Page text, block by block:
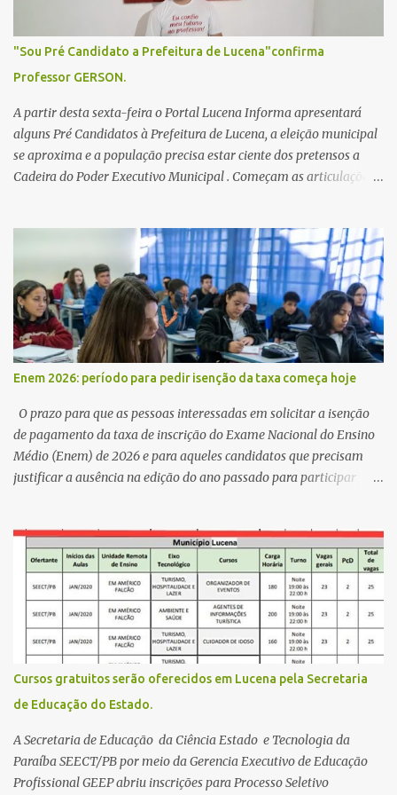
"Sou Pré Candidato a Prefeitura de Lucena"confirma
Professor GERSON.
A partir desta sexta-feira o Portal Lucena Informa apresentará
alguns Pré Candidatos à Prefeitura de Lucena, a eleição municipal
se aproxima e a população precisa estar ciente dos pretensos a
Cadeira do Poder Executivo Municipal . Começam as articulações e
Bandeira Valcinete Araújo e Professor Gerson Andrade há
possibilidade de mais nomes aparecer , ficaremos no aguardo para
trazer mais informações. A primeira entrevista foi com o
inimaginável Gerson Andrade ,Professor da Rede Municipal
(efetivo), supervisor, Formado em Pedagogia e Biomedicina pela
UFPB. Leciona no Otto Illi, Gilberto Inácio, Ellinora Dornellas
,Escola Américo Falcão. Gerson nos contou que a idéia de disputar
a prefeitura veio de um sonho há 5 anos atrás, e também por
acreditar que o trabalho dos seus companheiros principalmente
da zona rural deve ser mais valorizado e que eles serão a Fortalez...
Enem 2026: período para pedir isenção da taxa começa hoje
O prazo para que as pessoas interessadas em solicitar a isenção
de pagamento da taxa de inscrição do Exame Nacional do Ensino
Médio (Enem) de 2026 e para aqueles candidatos que precisam
justificar a ausência na edição do ano passado para participar
eletrônico da Página do Participante do Enem com o login único
da plataforma de serviços digitais do governo federal, o Gov.br.
Direito de solicitar a isenção O Inep prevê a gratuidade na
inscrição do exame para os seguintes casos: · matriculados no 3º
ano do ensino médio em escola pública, em 2026; LEIA MAIS
Usina Cultural tem fim de semana com literatura, música e evento
solidário Governo da Paraíba empossa 1000 novos professores e
mais convocações devem ocorrer Volta às aulas 2026.1 da
Faculdade Três Marias marca início do semestre e matrículas
seguem abertas para novos alunos · es...
Cursos gratuitos serão oferecidos em Lucena pela Secretaria
de Educação do Estado.
A Secretaria de Educação da Ciência Estado e Tecnologia da
Paraíba SEECT/PB por meio da Gerencia Executivo de Educação
Profissional GEEP abriu inscrições para Processo Seletivo